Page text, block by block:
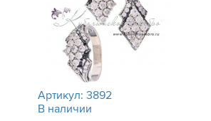
Артикул: 3892
В наличии